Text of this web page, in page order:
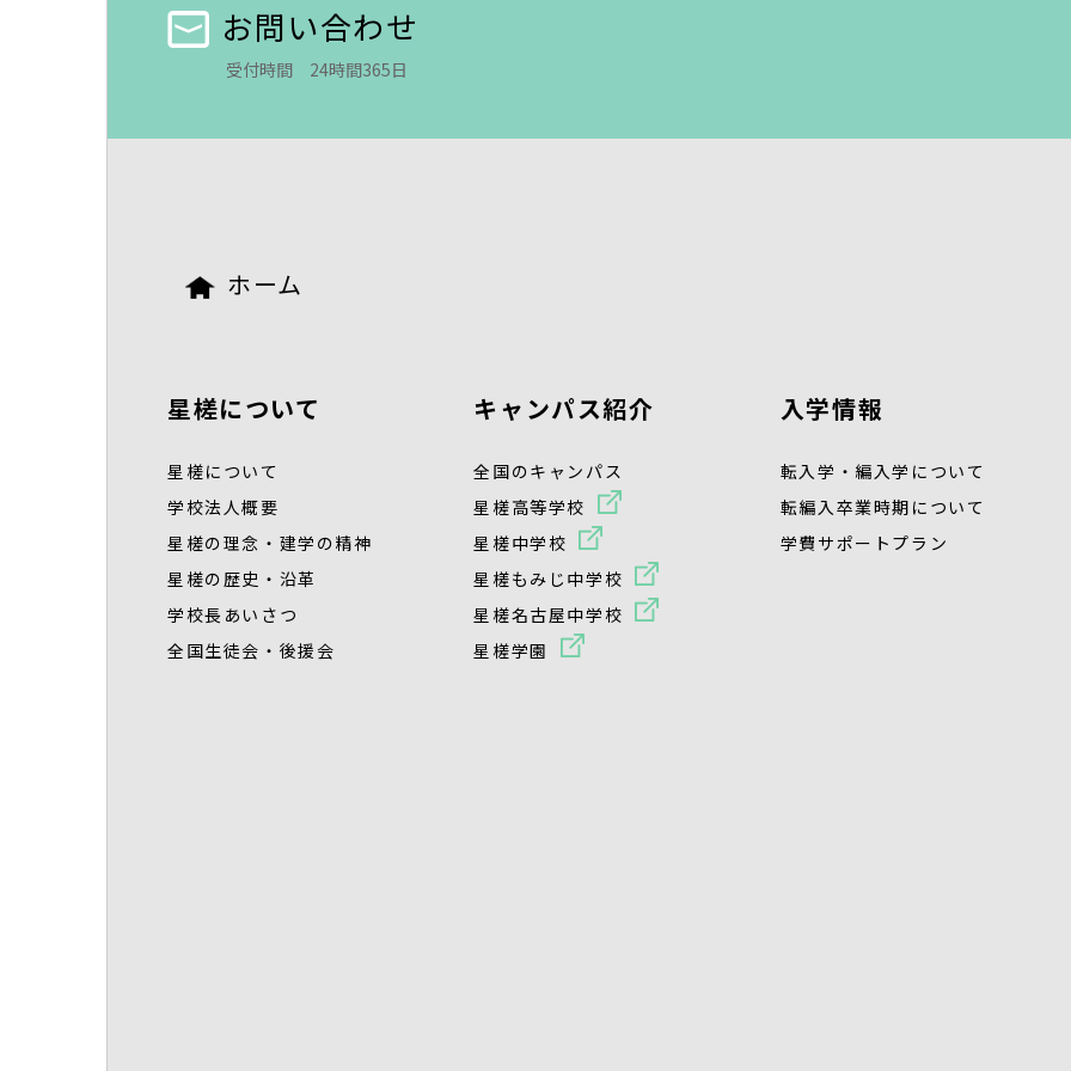
お問い合わせ
受付時間 24時間365日
ホーム
星槎について
星槎について
学校法人概要
星槎の理念・建学の精神
星槎の歴史・沿革
学校長あいさつ
全国生徒会・後援会
キャンパス紹介
全国のキャンパス
星槎高等学校
星槎中学校
星槎もみじ中学校
星槎名古屋中学校
星槎学園
入学情報
転入学・編入学について
転編入卒業時期について
学費サポートプラン